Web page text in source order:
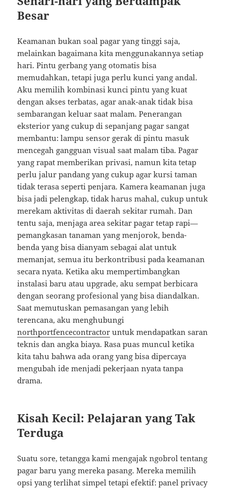
Besar
Keamanan bukan soal pagar yang tinggi saja,
melainkan bagaimana kita menggunakannya setiap
hari. Pintu gerbang yang otomatis bisa
memudahkan, tetapi juga perlu kunci yang andal.
Aku memilih kombinasi kunci pintu yang kuat
dengan akses terbatas, agar anak-anak tidak bisa
sembarangan keluar saat malam. Penerangan
eksterior yang cukup di sepanjang pagar sangat
membantu: lampu sensor gerak di pintu masuk
mencegah gangguan visual saat malam tiba. Pagar
yang rapat memberikan privasi, namun kita tetap
perlu jalur pandang yang cukup agar kursi taman
tidak terasa seperti penjara. Kamera keamanan juga
bisa jadi pelengkap, tidak harus mahal, cukup untuk
merekam aktivitas di daerah sekitar rumah. Dan
tentu saja, menjaga area sekitar pagar tetap rapi—
pemangkasan tanaman yang menjorok, benda-
benda yang bisa dianyam sebagai alat untuk
memanjat, semua itu berkontribusi pada keamanan
secara nyata. Ketika aku mempertimbangkan
instalasi baru atau upgrade, aku sempat berbicara
dengan seorang profesional yang bisa diandalkan.
Saat memutuskan pemasangan yang lebih
terencana, aku menghubungi
northportfencecontractor untuk mendapatkan saran
teknis dan angka biaya. Rasa puas muncul ketika
kita tahu bahwa ada orang yang bisa dipercaya
mengubah ide menjadi pekerjaan nyata tanpa
drama.
Kisah Kecil: Pelajaran yang Tak
Terduga
Suatu sore, tetangga kami mengajak ngobrol tentang
pagar baru yang mereka pasang. Mereka memilih
opsi yang terlihat simpel tetapi efektif: panel privacy